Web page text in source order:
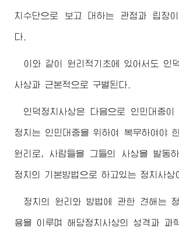
치수단으로 보고 대하는 관점과 립장
다.
이와 같이 원리적기초에 있어서도 인
사상과 근본적으로 구별된다.
인덕정치사상은 다음으로 인민대중이
정치는 인민대중을 위하여 복무하여야
원리로, 사람들을 그들의 사상을 발동
정치의 기본방법으로 하고있는 정치사상
정치의 원리와 방법에 관한 견해는
용을 이루며 해당정치사상의 성격과 과